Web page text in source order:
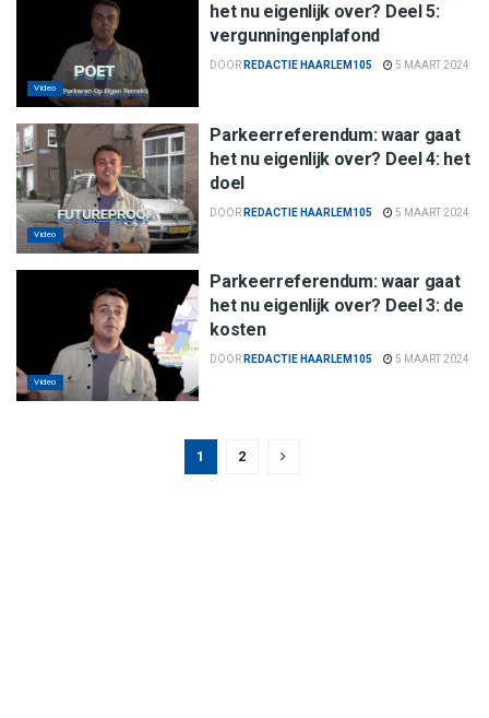
Video
het nu eigenlijk over? Deel 5:
vergunningenplafond
DOOR REDACTIE HAARLEM105 5 MAART 2024
Video
Parkeerreferendum: waar gaat
het nu eigenlijk over? Deel 4: het
doel
DOOR REDACTIE HAARLEM105 5 MAART 2024
Video
Parkeerreferendum: waar gaat
het nu eigenlijk over? Deel 3: de
kosten
DOOR REDACTIE HAARLEM105 5 MAART 2024
1 2